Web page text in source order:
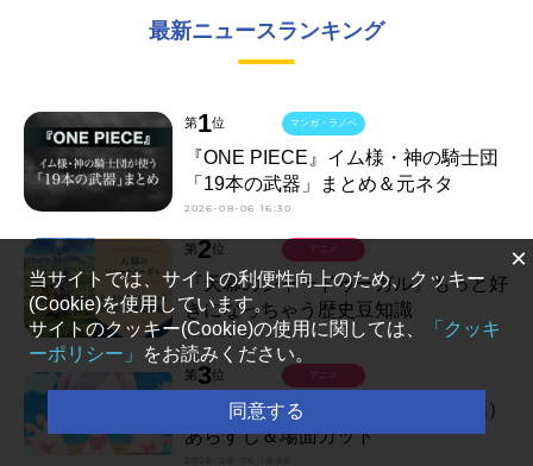
最新ニュースランキング
第1位
『ONE PIECE』イム様・神の騎士団
「19本の武器」まとめ＆元ネタ
2026-08-06 16:30
マンガ・ラノベ
第2位
『天幕のジャードゥーガル』もっと好
きになっちゃう歴史豆知識
2026-08-06 18:30
アニメ
第3位
『アニメ100カノ』第30話（3期6話）
あらすじ＆場面カット
アニメ
×
当サイトでは、サイトの利便性向上のため、クッキー
(Cookie)を使用しています。
サイトのクッキー(Cookie)の使用に関しては、
「クッキ
ーポリシー」
をお読みください。
同意する